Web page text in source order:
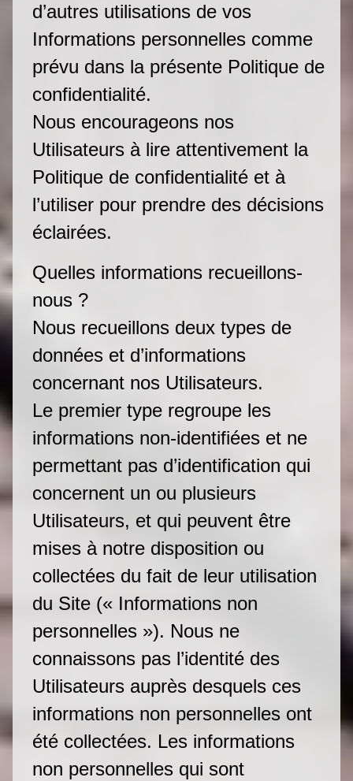
d’autres utilisations de vos
Informations personnelles comme
prévu dans la présente Politique de
confidentialité.
Nous encourageons nos
Utilisateurs à lire attentivement la
Politique de confidentialité et à
l’utiliser pour prendre des décisions
éclairées.
Quelles informations recueillons-
nous ?
Nous recueillons deux types de
données et d’informations
concernant nos Utilisateurs.
Le premier type regroupe les
informations non-identifiées et ne
permettant pas d’identification qui
concernent un ou plusieurs
Utilisateurs, et qui peuvent être
mises à notre disposition ou
collectées du fait de leur utilisation
du Site (« Informations non
personnelles »). Nous ne
connaissons pas l’identité des
Utilisateurs auprès desquels ces
informations non personnelles ont
été collectées. Les informations
non personnelles qui sont